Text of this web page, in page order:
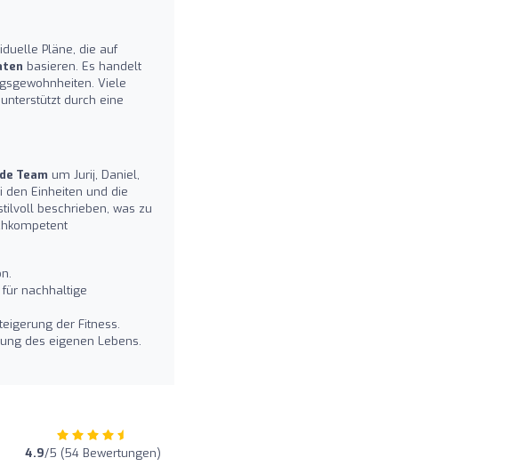
Pläne, die auf
basieren. Es handelt
Viele
durch eine
Team um Jurij, Daniel,
den Einheiten und die
beschrieben, was zu
nachhaltige
der Fitness.
des eigenen Lebens.
4.9/5 (54 Bewertungen)